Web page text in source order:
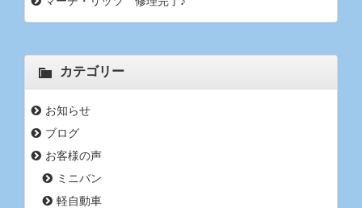
カテゴリー
お知らせ
ブログ
お客様の声
ミニバン
軽自動車